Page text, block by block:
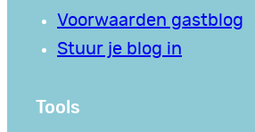
Voorwaarden gastblog
Stuur je blog in
Tools